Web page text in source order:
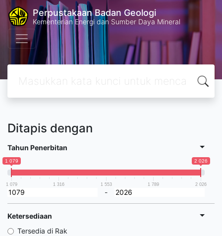
Perpustakaan Badan Geologi
Kementerian Energi dan Sumber Daya Mineral
Ditapis dengan
Tahun Penerbitan
1 079 2 026
1 079 1 316 1 553 1 789 2 026
-
Ketersediaan
Tersedia di Rak